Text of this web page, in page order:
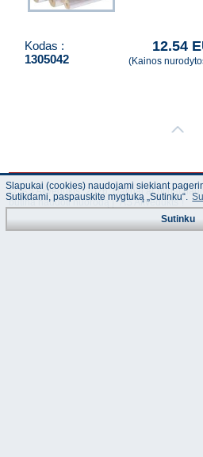
Kodas :
1305042
12.54
(Kainos
© "AS Akvedukts" 2026. Dalinai ar pilnai
būtina naudoti nuorodą Į "AS Akvedukts"!
Slapukai (cookies) naudojami siekiant
Sutikdami, paspauskite mygtuką „Sutinku“.
Sutinku